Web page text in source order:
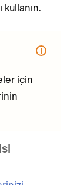
kullanın.
için